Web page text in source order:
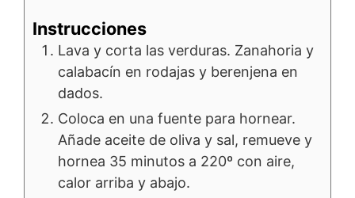
Instrucciones
Lava y corta las verduras. Zanahoria y
calabacín en rodajas y berenjena en
dados.
Coloca en una fuente para hornear.
Añade aceite de oliva y sal, remueve y
hornea 35 minutos a 220º con aire,
calor arriba y abajo.